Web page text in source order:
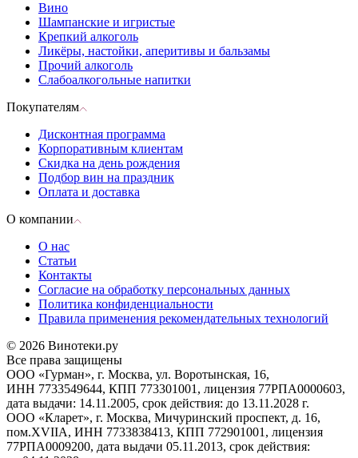
Вино
Шампанские и игристые
Крепкий алкоголь
Ликёры, настойки, аперитивы и бальзамы
Прочий алкоголь
Слабоалкогольные напитки
Покупателям
Дисконтная программа
Корпоративным клиентам
Скидка на день рождения
Подбор вин на праздник
Оплата и доставка
О компании
О нас
Статьи
Контакты
Согласие на обработку персональных данных
Политика конфиденциальности
Правила применения рекомендательных технологий
© 2026 Винотеки.ру
Все права защищены
ООО «Гурман», г. Москва, ул. Воротынская, 16,
ИНН 7733549644, КПП 773301001, лицензия 77РПА0000603,
дата выдачи: 14.11.2005, срок действия: до 13.11.2028 г.
ООО «Кларет», г. Москва, Мичуринский проспект, д. 16,
пом.XVIIA, ИНН 7733838413, КПП 772901001, лицензия
77РПА0009200, дата выдачи 05.11.2013, срок действия: